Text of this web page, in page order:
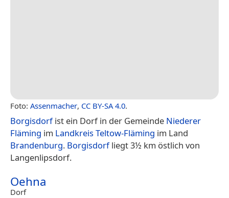
Foto: Assenmacher, CC BY-SA 4.0.
Borgisdorfist ein Dorf in der Gemeinde Niederer
Fläming im Landkreis Teltow-Fläming im Land
Brandenburg. Borgisdorfliegt 3½ km östlich von
Langenlipsdorf.
Oehna
Dorf